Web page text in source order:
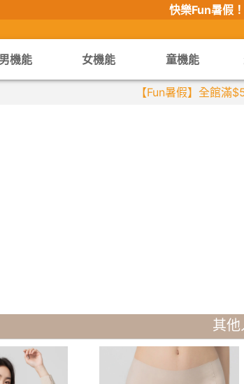
快樂Fun暑假！
男機能 女機能 童機能
【Fun暑假】全館滿
其他